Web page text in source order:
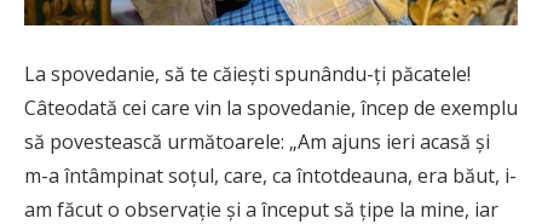
La spovedanie, să te căiești spunându-ți păcatele!
Câteodată cei care vin la spovedanie, încep de exemplu
să povestească următoarele: „Am ajuns ieri acasă și
m-a întâmpinat soțul, care, ca întotdeauna, era băut, i-
am făcut o observație și a început să țipe la mine, iar